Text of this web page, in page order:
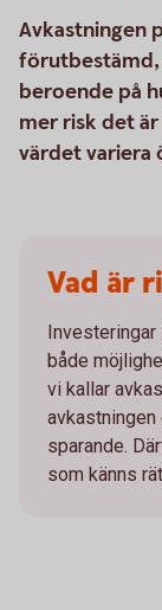
Avkastningen
förutbestämd,
beroende på
mer risk det
värdet variera
Vad är
Investeringar
både
vi kallar
sparande.
som känns